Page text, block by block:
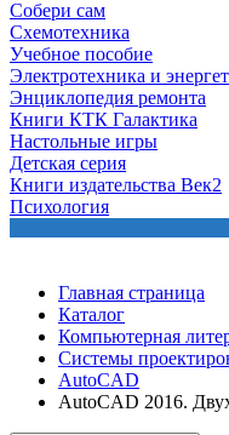
Собери сам
Схемотехника
Учебное пособие
Электротехника и
Энциклопедия ремонта
Книги КТК Галактика
Настольные игры
Детская серия
Книги издательства Век2
Психология
Главная страница
Каталог
Компьютерная
Системы
AutoCAD
AutoCAD 2016.